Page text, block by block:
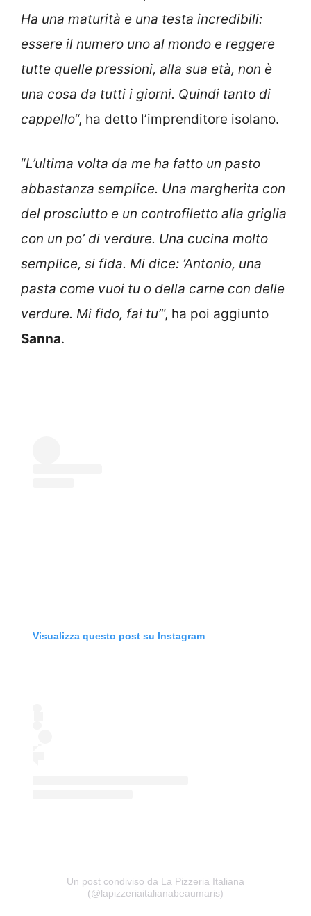
Ha una maturità e una testa incredibili:
essere il numero uno al mondo e reggere
tutte quelle pressioni, alla sua età, non è
una cosa da tutti i giorni. Quindi tanto di
cappello“, ha detto l’imprenditore isolano.
“L’ultima volta da me ha fatto un pasto
abbastanza semplice. Una margherita con
del prosciutto e un controfiletto alla griglia
con un po’ di verdure. Una cucina molto
semplice, si fida. Mi dice: ‘Antonio, una
pasta come vuoi tu o della carne con delle
verdure. Mi fido, fai tu’“, ha poi aggiunto
Sanna.
Visualizza questo post su Instagram
Un post condiviso da La Pizzeria Italiana
(@lapizzeriaitalianabeaumaris)